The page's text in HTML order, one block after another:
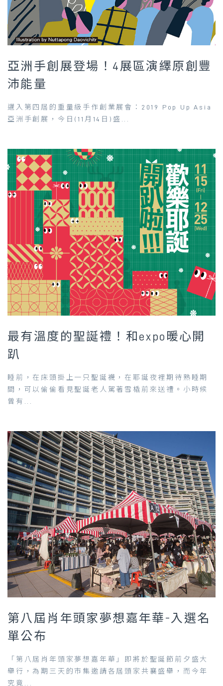
亞洲手創展登場！4展區演繹原創豐
沛能量
邁入第四屆的重量級手作創業展會：2019 Pop Up Asia
亞洲手創展，今日(11月14日)盛...
最有溫度的聖誕禮！和expo暖心開
趴
睡前，在床頭掛上一只聖誕襪，在耶誕夜裡期待熟睡期
間，可以偷偷看見聖誕老人駕著雪橇前來送禮。小時候
曾有...
第八屆肖年頭家夢想嘉年華-入選名
單公布
「第八屆肖年頭家夢想嘉年華」即將於聖誕節前夕盛大
舉行，為期三天的市集邀請各屆頭家共襄盛舉，而今年
究竟...